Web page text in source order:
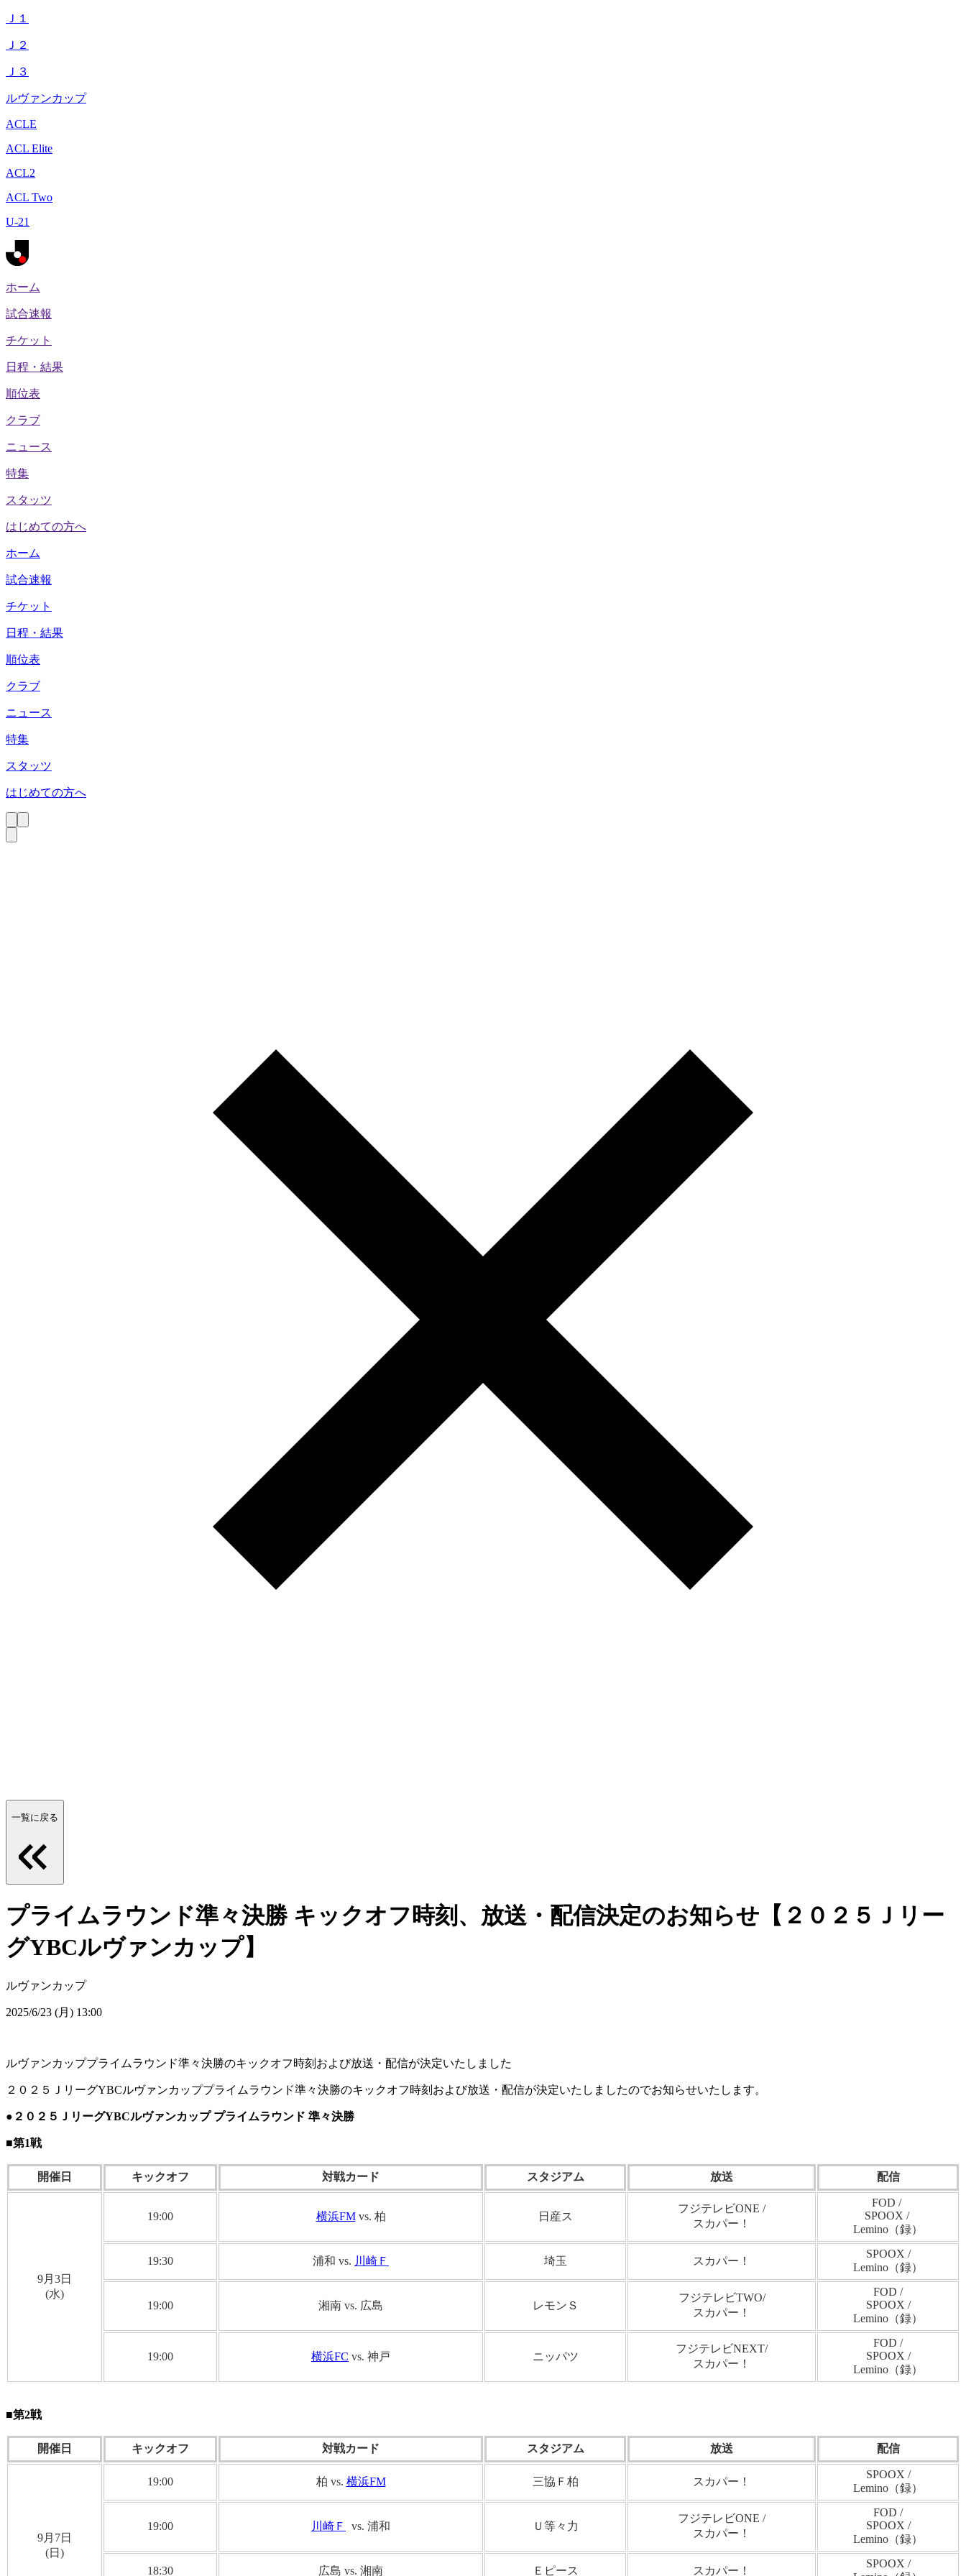
Ｊ１
Ｊ２
Ｊ３
ルヴァンカップ
ACLE
ACL Elite
ACL2
ACL Two
U-21
ホーム
試合速報
チケット
日程・結果
順位表
クラブ
ニュース
特集
スタッツ
はじめての方へ
ホーム
試合速報
チケット
日程・結果
順位表
クラブ
ニュース
特集
スタッツ
はじめての方へ
一覧に戻る
プライムラウンド準々決勝 キックオフ時刻、放送・配信決定のお知らせ【２０２５Ｊリー
グYBCルヴァンカップ】
ルヴァンカップ
2025/6/23 (月) 13:00
ルヴァンカッププライムラウンド準々決勝のキックオフ時刻および放送・配信が決定いたしました
２０２５ＪリーグYBCルヴァンカッププライムラウンド準々決勝のキックオフ時刻および放送・配信が決定いたしましたのでお知らせいたします。
●２０２５ＪリーグYBCルヴァンカップ プライムラウンド 準々決勝
■第1戦
開催日 キックオフ 対戦カード スタジアム 放送 配信
9月3日
(水)
19:00 横浜FMvs. 柏 日産ス
フジテレビONE /
スカパー！
FOD /
SPOOX /
Lemino（録）
19:30 浦和 vs. 川崎Ｆ 埼玉 スカパー！
SPOOX /
Lemino（録）
19:00 湘南 vs. 広島 レモンＳ
フジテレビTWO/
スカパー！
FOD /
SPOOX /
Lemino（録）
19:00 横浜FC vs. 神戸 ニッパツ
フジテレビNEXT/
スカパー！
FOD /
SPOOX /
Lemino（録）
■第2戦
開催日 キックオフ 対戦カード スタジアム 放送 配信
9月7日
(日)
19:00 柏 vs. 横浜FM 三協Ｆ柏 スカパー！
SPOOX /
Lemino（録）
19:00 川崎Ｆ vs. 浦和 Ｕ等々力
フジテレビONE /
スカパー！
FOD /
SPOOX /
Lemino（録）
18:30 広島 vs. 湘南 Ｅピース スカパー！
SPOOX /